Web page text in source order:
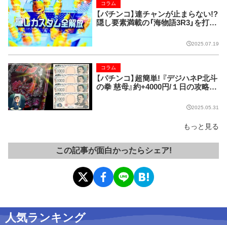
【パチンコ】連チャンが止まらない!?
隠し要素満載の「海物語3R3」を打っ
コラム
2025.07.19
【パチンコ】超簡単! 『デジハネP北斗
の拳 慈母』約+4000円/１日の攻略法
コラム
2025.05.31
もっと見る
この記事が面白かったらシェア!
人気ランキング